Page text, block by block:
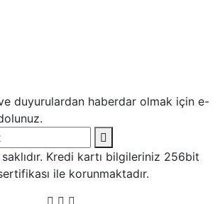
duyurulardan haberdar olmak için e-
Kredi kartı bilgileriniz 256bit
ile korunmaktadır.